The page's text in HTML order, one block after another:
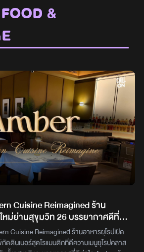
&
Cuisine Reimagined ร้าน
หม่ย่านสุขุมวิท 26 บรรยากาศดีที่
นพิเศษ
Cuisine Reimagined ร้านอาหารยุโรปเปิด
ดดินเนอร์สุดโรแมนติกที่ตีความเมนูยุโรปคลาส